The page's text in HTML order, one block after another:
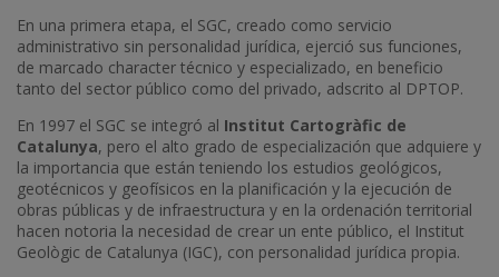
En una primera etapa, el SGC, creado como servicio
administrativo sin personalidad jurídica, ejerció sus funciones,
de marcado character técnico y especializado, en beneficio
tanto del sector público como del privado, adscrito al DPTOP.
En 1997 el SGC se integró al Institut Cartogràfic de
Catalunya, pero el alto grado de especialización que adquiere y
la importancia que están teniendo los estudios geológicos,
geotécnicos y geofísicos en la planificación y la ejecución de
obras públicas y de infraestructura y en la ordenación territorial
hacen notoria la necesidad de crear un ente público, el Institut
Geològic de Catalunya (IGC), con personalidad jurídica propia.